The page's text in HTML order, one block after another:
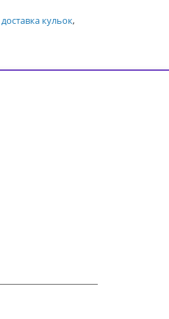
доставка кульок,